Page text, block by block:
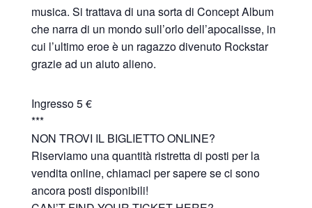
musica. Si trattava di una sorta di Concept Album
che narra di un mondo sull’orlo dell’apocalisse, in
cui l’ultimo eroe è un ragazzo divenuto Rockstar
grazie ad un aiuto alieno.
Ingresso 5 €
***
NON TROVI IL BIGLIETTO ONLINE?
Riserviamo una quantità ristretta di posti per la
vendita online, chiamaci per sapere se ci sono
ancora posti disponibili!